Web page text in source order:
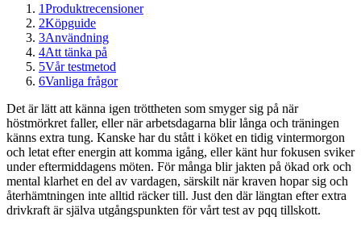
1Produktrecensioner
2Köpguide
3Användning
4Att tänka på
5Vår testmetod
6Vanliga frågor
Det är lätt att känna igen tröttheten som smyger sig på när
höstmörkret faller, eller när arbetsdagarna blir långa och träningen
känns extra tung. Kanske har du stått i köket en tidig vintermorgon
och letat efter energin att komma igång, eller känt hur fokusen sviker
under eftermiddagens möten. För många blir jakten på ökad ork och
mental klarhet en del av vardagen, särskilt när kraven hopar sig och
återhämtningen inte alltid räcker till. Just den där längtan efter extra
drivkraft är själva utgångspunkten för vårt test av pqq tillskott.